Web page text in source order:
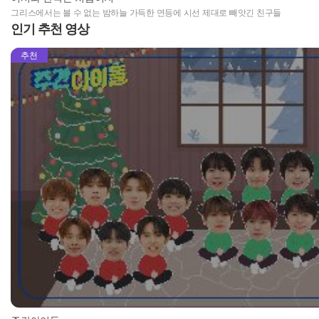
그리스에서는 볼 수 없는 밤하늘 가득한 연등에 시선 제대로 빼앗긴 친구들
인기 추천 영상
추천